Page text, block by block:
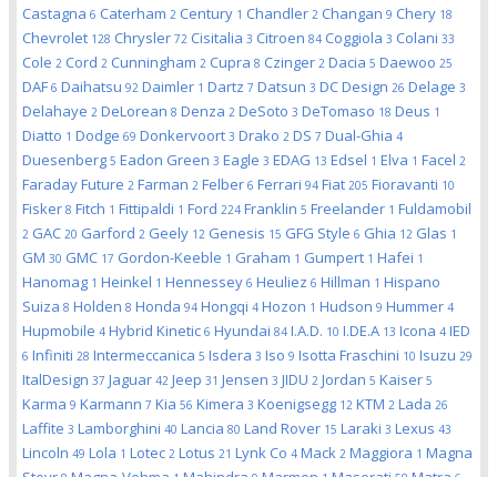
Castagna 6 Caterham 2 Century 1 Chandler 2 Changan 9 Chery 18
Chevrolet 128 Chrysler 72 Cisitalia 3 Citroen 84 Coggiola 3 Colani 33
Cole 2 Cord 2 Cunningham 2 Cupra 8 Czinger 2 Dacia 5 Daewoo 25
DAF 6 Daihatsu 92 Daimler 1 Dartz 7 Datsun 3 DC Design 26 Delage 3
Delahaye 2 DeLorean 8 Denza 2 DeSoto 3 DeTomaso 18 Deus 1
Diatto 1 Dodge 69 Donkervoort 3 Drako 2 DS 7 Dual-Ghia 4
Duesenberg 5 Eadon Green 3 Eagle 3 EDAG 13 Edsel 1 Elva 1 Facel 2
Faraday Future 2 Farman 2 Felber 6 Ferrari 94 Fiat 205 Fioravanti 10
Fisker 8 Fitch 1 Fittipaldi 1 Ford 224 Franklin 5 Freelander 1 Fuldamobil
2 GAC 20 Garford 2 Geely 12 Genesis 15 GFG Style 6 Ghia 12 Glas 1
GM 30 GMC 17 Gordon-Keeble 1 Graham 1 Gumpert 1 Hafei 1
Hanomag 1 Heinkel 1 Hennessey 6 Heuliez 6 Hillman 1 Hispano
Suiza 8 Holden 8 Honda 94 Hongqi 4 Hozon 1 Hudson 9 Hummer 4
Hupmobile 4 Hybrid Kinetic 6 Hyundai 84 I.A.D. 10 I.DE.A 13 Icona 4 IED
6 Infiniti 28 Intermeccanica 5 Isdera 3 Iso 9 Isotta Fraschini 10 Isuzu 29
ItalDesign 37 Jaguar 42 Jeep 31 Jensen 3 JIDU 2 Jordan 5 Kaiser 5
Karma 9 Karmann 7 Kia 56 Kimera 3 Koenigsegg 12 KTM 2 Lada 26
Laffite 3 Lamborghini 40 Lancia 80 Land Rover 15 Laraki 3 Lexus 43
Lincoln 49 Lola 1 Lotec 2 Lotus 21 Lynk Co 4 Mack 2 Maggiora 1 Magna